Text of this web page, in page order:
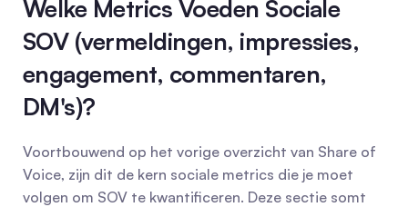
Welke Metrics Voeden Sociale
SOV (vermeldingen, impressies,
engagement, commentaren,
DM's)?
Voortbouwend op het vorige overzicht van Share of
Voice, zijn dit de kern sociale metrics die je moet
volgen om SOV te kwantificeren. Deze sectie somt